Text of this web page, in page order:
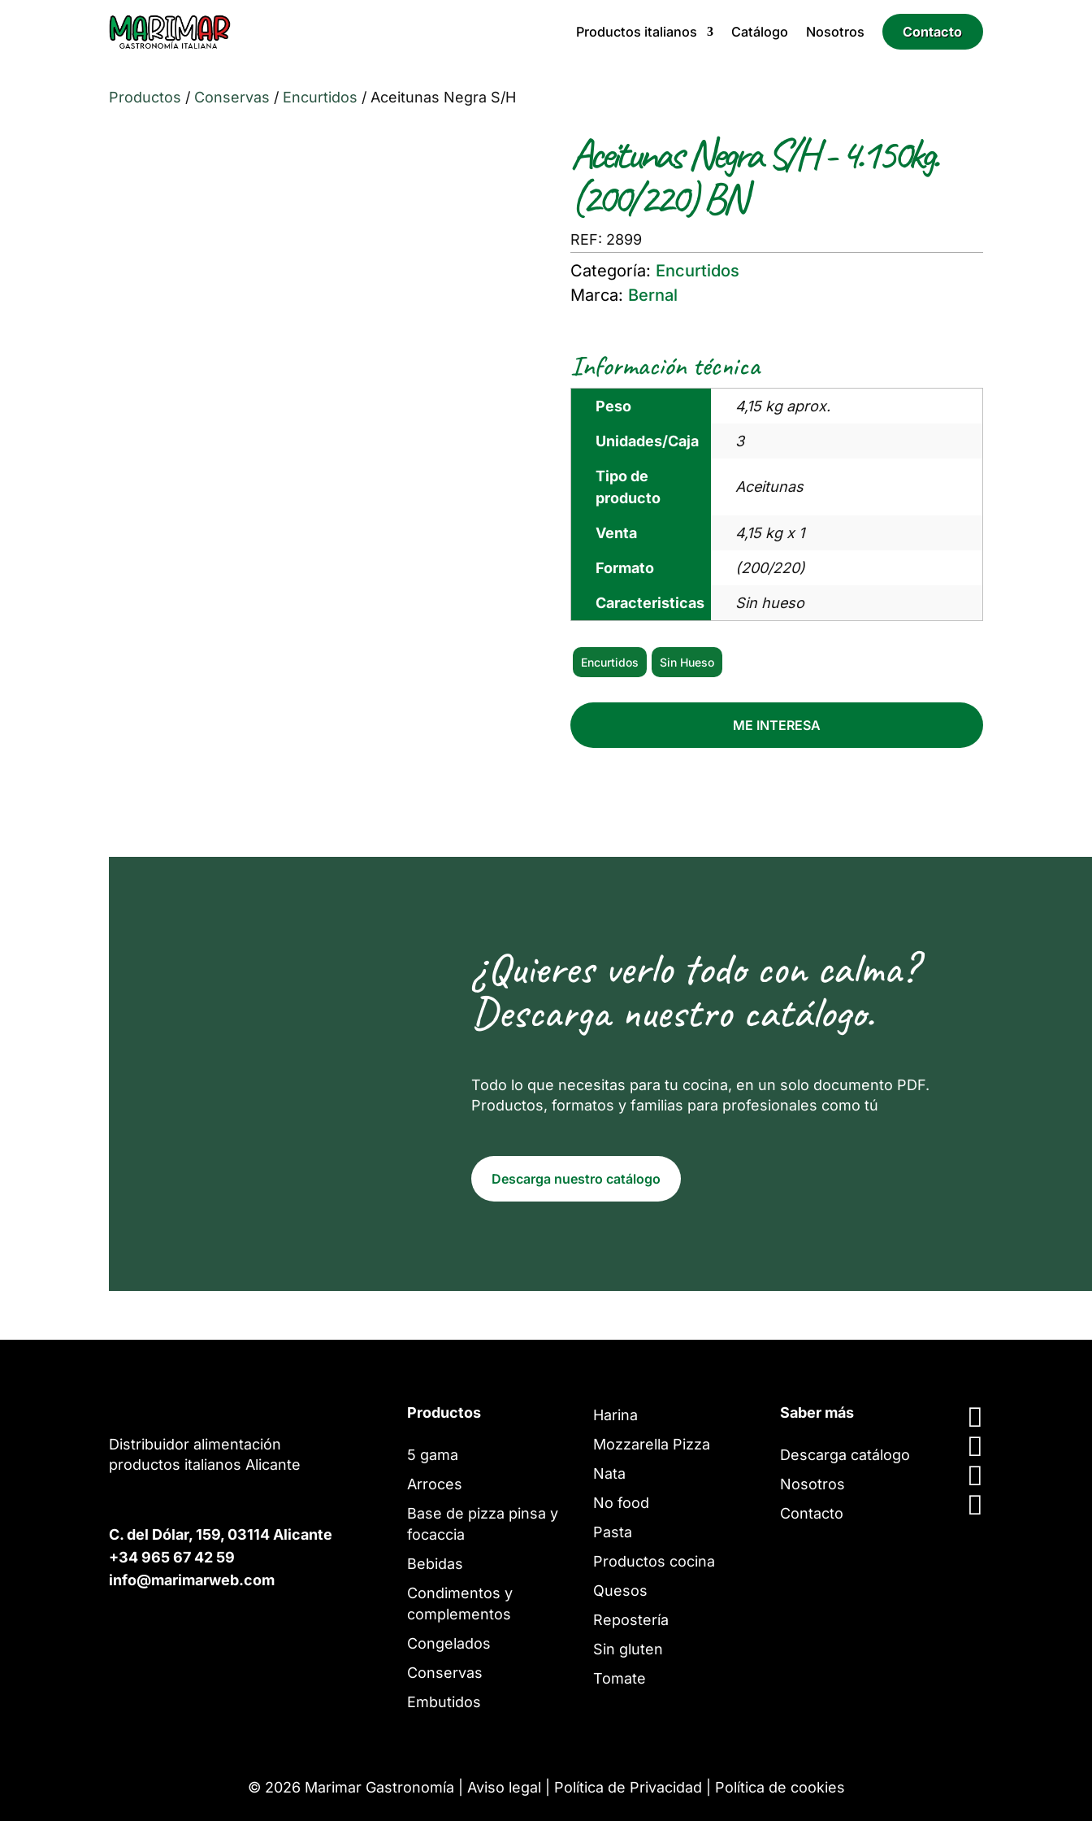
Productos italianos Catálogo Nosotros Contacto
Productos / Conservas / Encurtidos / Aceitunas Negra S/H
Aceitunas Negra S/H - 4.150kg.
(200/220) BN
REF: 2899
Categoría: Encurtidos
Marca: Bernal
Información técnica
Peso 4,15 kg aprox.
Unidades/Caja 3
Tipo de
producto
Aceitunas
Venta 4,15 kg x 1
Formato (200/220)
Caracteristicas Sin hueso
Encurtidos Sin Hueso
ME INTERESA
¿Quieres verlo todo con calma?
Descarga nuestro catálogo.
Todo lo que necesitas para tu cocina, en un solo documento PDF.
Productos, formatos y familias para profesionales como tú
Descarga nuestro catálogo
Distribuidor alimentación
productos italianos Alicante
C. del Dólar, 159, 03114 Alicante
+34 965 67 42 59
info@marimarweb.com
Productos
5 gama
Arroces
Base de pizza pinsa y
focaccia
Bebidas
Condimentos y
complementos
Congelados
Conservas
Embutidos
Harina
Mozzarella Pizza
Nata
No food
Pasta
Productos cocina
Quesos
Repostería
Sin gluten
Tomate
Saber más
Descarga catálogo
Nosotros
Contacto




© 2026 Marimar Gastronomía | Aviso legal Política de Privacidad Política de cookies